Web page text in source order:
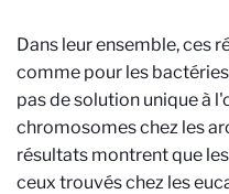
Dans leur ensemble, ces
comme pour les
pas de solution unique à
chromosomes chez les
résultats montrent que
ceux trouvés chez les